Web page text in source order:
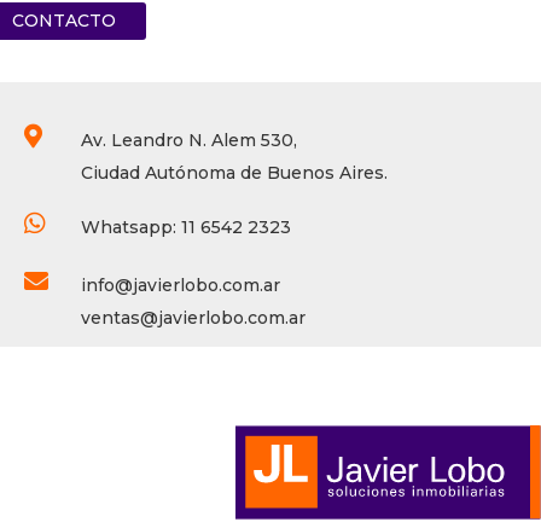
CONTACTO

Av. Leandro N. Alem 530,
Ciudad Autónoma de Buenos Aires.
 Whatsapp: 11 6542 2323

info@javierlobo.com.ar
ventas@javierlobo.com.ar